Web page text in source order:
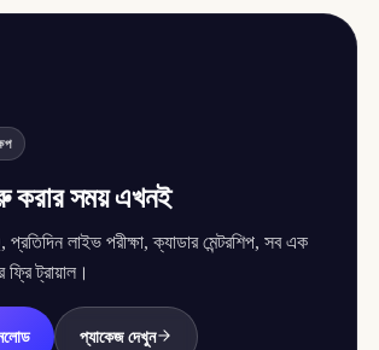
করার সময় এখনই
লাইভ পরীক্ষা, ক্যাডার মেন্টরশিপ, সব এক
ট্রায়াল।
প্যাকেজ দেখুন